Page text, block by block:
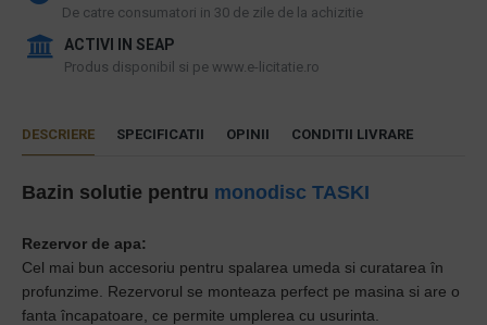
De catre consumatori in 30 de zile de la achizitie
ACTIVI IN SEAP
Produs disponibil si pe www.e-licitatie.ro
DESCRIERE SPECIFICATII OPINII CONDITII LIVRARE
Bazin solutie pentru monodisc TASKI
Rezervor de apa:
Cel mai bun accesoriu pentru spalarea umeda si curatarea în
profunzime. Rezervorul se monteaza perfect pe masina si are o
fanta încapatoare, ce permite umplerea cu usurinta.